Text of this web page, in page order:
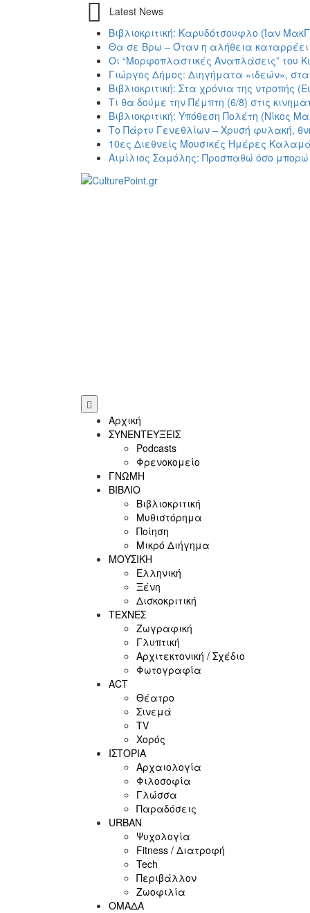
Latest News
Βιβλιοκριτική: Καρυδότσουφλο (Ίαν
Θα σε Βρω – Όταν η αλήθεια καταρρέει
Οι “Μορφοπλαστικές Αναπλάσεις” του
Γιώργος Δήμος: Διηγήματα «ιδεών»,
Βιβλιοκριτική: Στα χρόνια της ντροπής
Τι θα δούμε την Πέμπτη (6/8) στις
Βιβλιοκριτική: Υπόθεση Πολέτη (Νίκος
Το Πάρτυ Γενεθλίων – Χρυσή φυλακή,
10ες Διεθνείς Μουσικές Ημέρες
Αιμίλιος Σαμόλης: Προσπαθώ όσο μπορώ
Αρχική
ΣΥΝΕΝΤΕΥΞΕΙΣ
Podcasts
Φρενοκομείο
ΓΝΩΜΗ
ΒΙΒΛΙΟ
Βιβλιοκριτική
Μυθιστόρημα
Ποίηση
Μικρό Διήγημα
ΜΟΥΣΙΚΗ
Ελληνική
Ξένη
Δισκοκριτική
ΤΕΧΝΕΣ
Ζωγραφική
Γλυπτική
Αρχιτεκτονική / Σχέδιο
Φωτογραφία
ACT
Θέατρο
Σινεμά
ΤV
Χορός
ΙΣΤΟΡΙΑ
Αρχαιολογία
Φιλοσοφία
Γλώσσα
Παραδόσεις
URBAN
Ψυχολογία
Fitness / Διατροφή
Tech
Περιβάλλον
Ζωοφιλία
ΟΜΑΔΑ